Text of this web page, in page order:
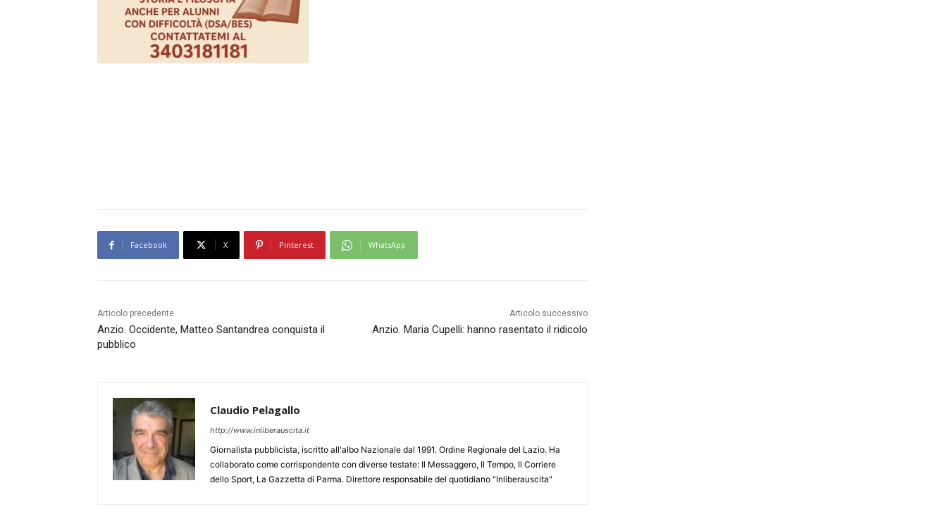
Facebook X Pinterest WhatsApp
Articolo precedente
Anzio. Occidente, Matteo Santandrea conquista il
pubblico
Articolo successivo
Anzio. Maria Cupelli: hanno rasentato il ridicolo
Claudio Pelagallo
http://www.inliberauscita.it
Giornalista pubblicista, iscritto all'albo Nazionale dal 1991. Ordine Regionale del Lazio. Ha
collaborato come corrispondente con diverse testate: Il Messaggero, Il Tempo, Il Corriere
dello Sport, La Gazzetta di Parma. Direttore responsabile del quotidiano "Inliberauscita"